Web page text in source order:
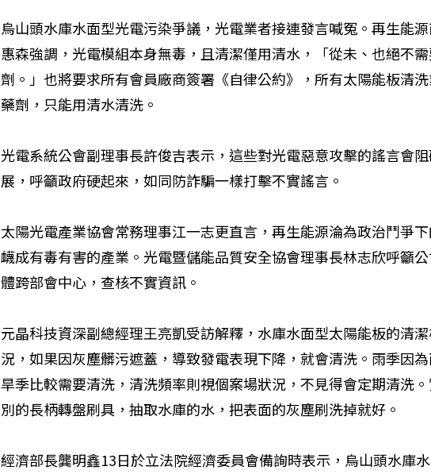
烏山頭水庫水面型光電污染爭議，光電業者接連發言喊冤。再生能
惠森強調，光電模組本身無毒，且清潔僅用清水，「從未、也絕不
劑。」也將要求所有會員廠商簽署《自律公約》，所有太陽能板清
藥劑，只能用清水清洗。
光電系統公會副理事長許俊吉表示，這些對光電惡意攻擊的謠言會
展，呼籲政府硬起來，如同防詐騙一樣打擊不實謠言。
太陽光電產業協會常務理事江一志更直言，再生能源淪為政治鬥爭
衊成有毒有害的產業。光電暨儲能品質安全協會理事長林志欣呼籲
體跨部會中心，查核不實資訊。
元晶科技資深副總經理王亮凱受訪解釋，水庫水面型太陽能板的清
況，如果因灰塵髒污遮蓋，導致發電表現下降，就會清洗。雨季因
旱季比較需要清洗，清洗頻率則視個案場狀況，不見得會定期清洗
別的長柄轉盤刷具，抽取水庫的水，把表面的灰塵刷洗掉就好。
經濟部長龔明鑫13日於立法院經濟委員會備詢時表示，烏山頭水庫